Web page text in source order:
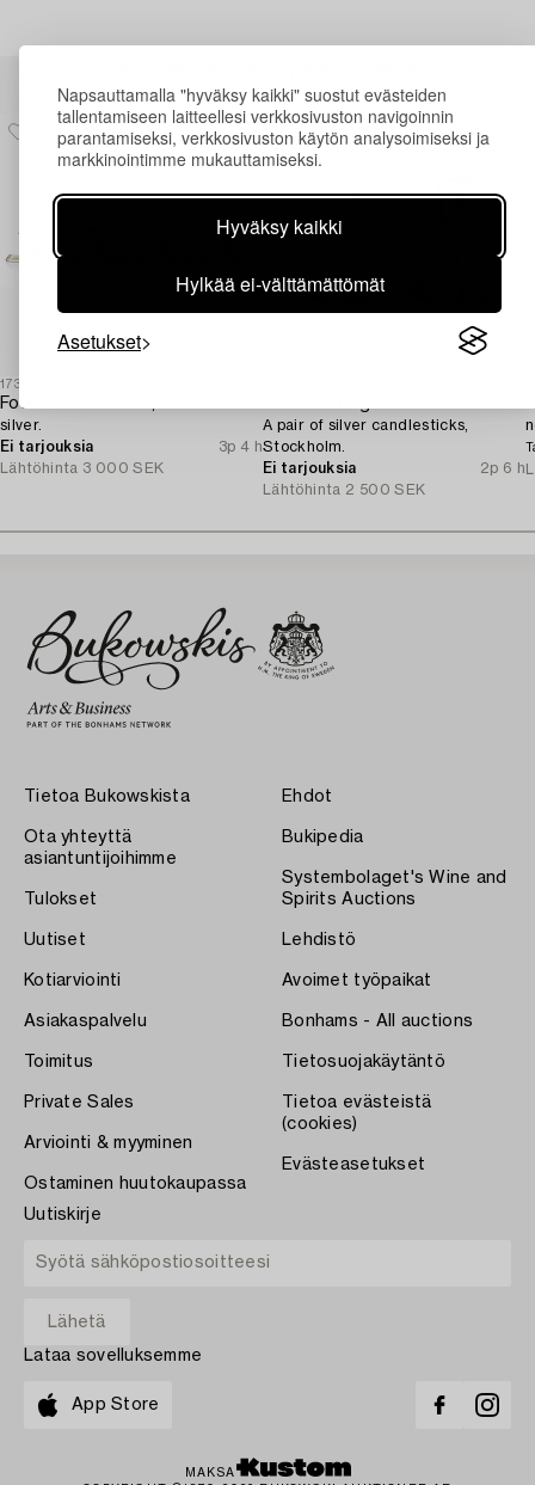
Napsauttamalla "hyväksy kaikki" suostut evästeiden
tallentamiseen laitteellesi verkkosivuston navigoinnin
parantamiseksi, verkkosivuston käytön analysoimiseksi ja
markkinointimme mukauttamiseksi.
Hyväksy kaikki
Hylkää ei-välttämättömät
Asetukset
1731005
Four candle sticks,
silver.
Ei tarjouksia
3p 4 h
Lähtöhinta 3 000 SEK
A pair of silver candlesticks,
Stockholm.
Ei tarjouksia
2p 6 h
Lähtöhinta 2 500 SEK
Tietoa Bukowskista
Ota yhteyttä
asiantuntijoihimme
Tulokset
Uutiset
Kotiarviointi
Asiakaspalvelu
Toimitus
Private Sales
Arviointi & myyminen
Ostaminen huutokaupassa
Ehdot
Bukipedia
Systembolaget's Wine and
Spirits Auctions
Lehdistö
Avoimet työpaikat
Bonhams - All auctions
Tietosuojakäytäntö
Tietoa evästeistä
(cookies)
Evästeasetukset
Uutiskirje
Lataa sovelluksemme
App Store
MAKSA